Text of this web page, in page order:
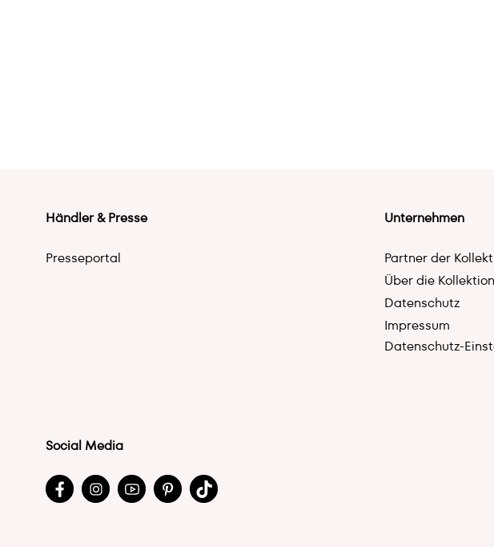
Händler & Presse
Presseportal
Unternehmen
Partner der
Über die Kollektion
Datenschutz
Impressum
Datenschutz-
Social Media